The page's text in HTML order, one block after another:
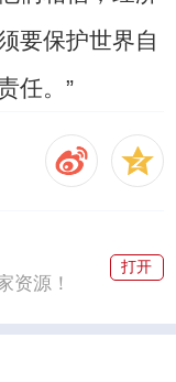
要保护世界自
任。”
资源！
打开